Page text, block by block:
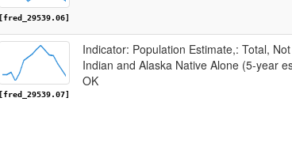
[fred_29539.06]
[fred_29539.07]
Indicator: Population Estimate,: Total,
Indian and Alaska Native Alone (5-year
OK